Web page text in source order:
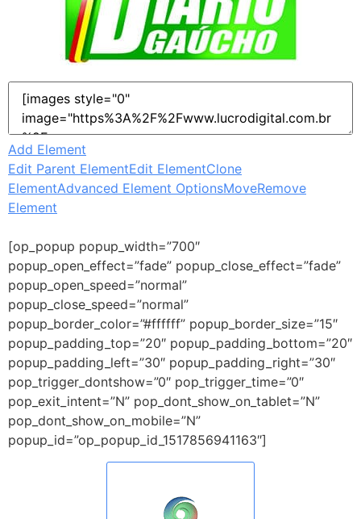
Add Element
Edit Parent ElementEdit ElementClone
ElementAdvanced Element OptionsMoveRemove
Element
[op_popup popup_width=”700″
popup_open_effect=”fade” popup_close_effect=”fade”
popup_open_speed=”normal”
popup_close_speed=”normal”
popup_border_color=”#ffffff” popup_border_size=”15″
popup_padding_top=”20″ popup_padding_bottom=”20″
popup_padding_left=”30″ popup_padding_right=”30″
pop_trigger_dontshow=”0″ pop_trigger_time=”0″
pop_exit_intent=”N” pop_dont_show_on_tablet=”N”
pop_dont_show_on_mobile=”N”
popup_id=”op_popup_id_1517856941163″]